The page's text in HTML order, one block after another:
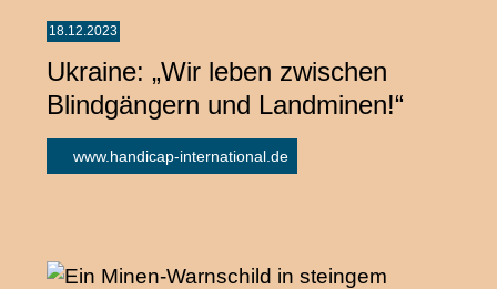
18.12.2023
Ukraine: „Wir leben zwischen
Blindgängern und Landminen!“
www.handicap-international.de